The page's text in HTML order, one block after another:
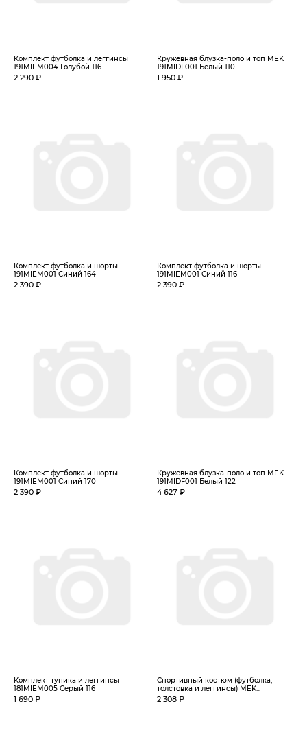
Комплект футболка и леггинсы
191MIEM004 Голубой 116
2 290 ₽
Кружевная блузка-поло и топ MEK
191MIDF001 Белый 110
1 950 ₽
Комплект футболка и шорты
191MIEM001 Синий 164
2 390 ₽
Комплект футболка и шорты
191MIEM001 Синий 116
2 390 ₽
Комплект футболка и шорты
191MIEM001 Синий 170
2 390 ₽
Кружевная блузка-поло и топ MEK
191MIDF001 Белый 122
4 627 ₽
Комплект туника и леггинсы
181MIEM005 Серый 116
1 690 ₽
Спортивный костюм (футболка,
толстовка и леггинсы) MEK...
2 308 ₽